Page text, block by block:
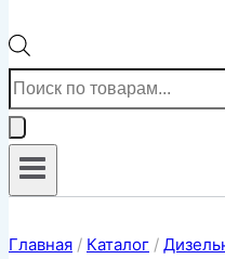
Поиск
товаров
Главная / Каталог /